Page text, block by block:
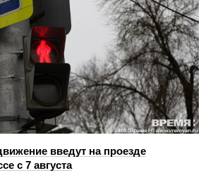
введут на проезде
с 7 августа